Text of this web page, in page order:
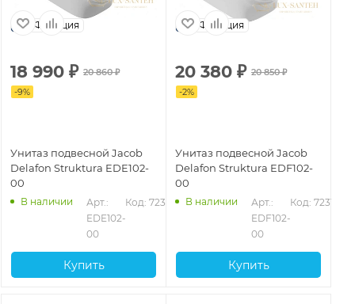
Франция
18 990 ₽ 20 860₽
-9%
Унитаз подвесной Jacob
Delafon Struktura EDE102-
00
В наличии
Арт.:
EDE102-
00
Код: 72317
Купить
Франция
20 380 ₽ 20 850₽
-2%
Унитаз подвесной Jacob
Delafon Struktura EDF102-
00
В наличии
Арт.:
EDF102-
00
Код: 72318
Купить